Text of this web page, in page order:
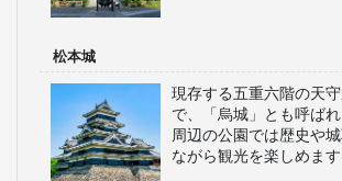
松本城
現存する五重六階の天
で、「烏城」とも呼ば
周辺の公園では歴史や
ながら観光を楽しめます